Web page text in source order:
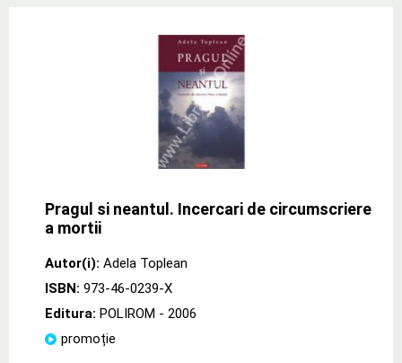
Pragul si neantul. Incercari de circumscriere
a mortii
Autor(i): Adela Toplean
ISBN: 973-46-0239-X
Editura: POLIROM - 2006
promoție